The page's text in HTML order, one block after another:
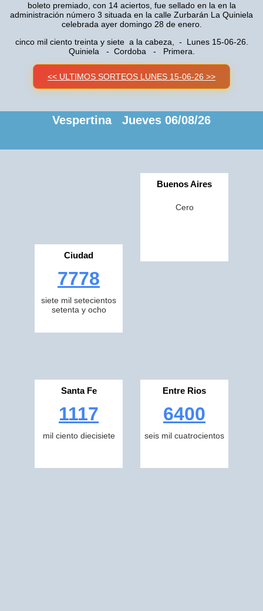
boleto premiado, con 14 aciertos, fue sellado en la en la
administración número 3 situada en la calle Zurbarán La Quiniela
celebrada ayer domingo 28 de enero.
cinco mil ciento treinta y siete a la cabeza, - Lunes 15-06-26.
Quiniela - Cordoba - Primera.
<< ULTIMOS SORTEOS LUNES 15-06-26 >>
Vespertina Jueves 06/08/26
Ciudad
7778
siete mil setecientos
setenta y ocho
Buenos Aires
Cero
Santa Fe
1117
mil ciento diecisiete
Entre Rios
6400
seis mil cuatrocientos